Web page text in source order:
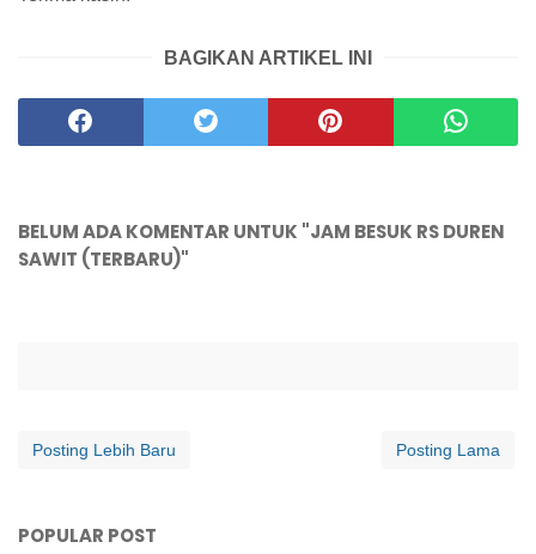
BAGIKAN ARTIKEL INI
BELUM ADA KOMENTAR UNTUK "JAM BESUK RS DUREN
SAWIT (TERBARU)"
Posting Lebih Baru Posting Lama
POPULAR POST